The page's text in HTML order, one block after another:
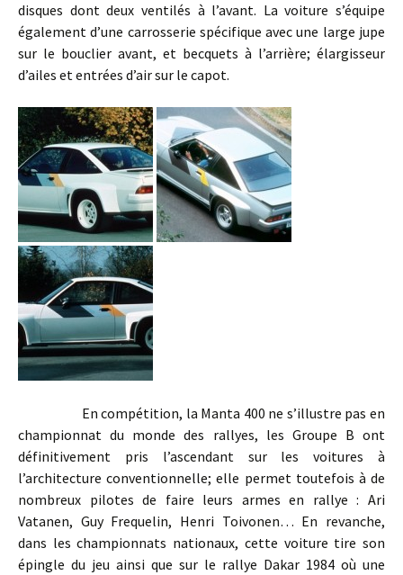
disques dont deux ventilés à l’avant. La voiture s’équipe
également d’une carrosserie spécifique avec une large jupe
sur le bouclier avant, et becquets à l’arrière; élargisseur
d’ailes et entrées d’air sur le capot.
En compétition, la Manta 400 ne s’illustre pas en
championnat du monde des rallyes, les Groupe B ont
définitivement pris l’ascendant sur les voitures à
l’architecture conventionnelle; elle permet toutefois à de
nombreux pilotes de faire leurs armes en rallye : Ari
Vatanen, Guy Frequelin, Henri Toivonen… En revanche,
dans les championnats nationaux, cette voiture tire son
épingle du jeu ainsi que sur le rallye Dakar 1984 où une